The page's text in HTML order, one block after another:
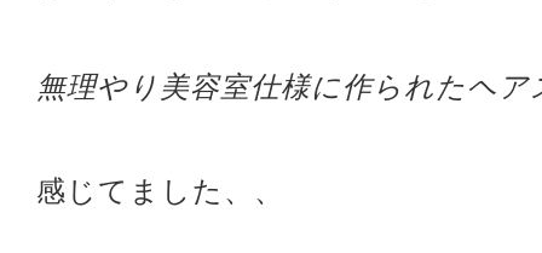
無理やり美容室仕様に作られたヘア
感じてました、、